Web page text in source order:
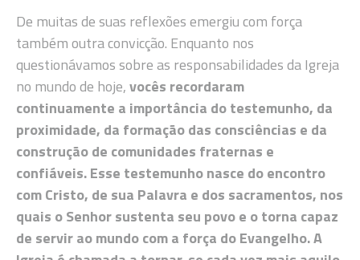
De muitas de suas reflexões emergiu com força
também outra convicção. Enquanto nos
questionávamos sobre as responsabilidades da Igreja
no mundo de hoje,vocês recordaram
continuamente a importância do testemunho, da
proximidade, da formação das consciências e da
construção de comunidades fraternas e
confiáveis. Esse testemunho nasce do encontro
com Cristo, de sua Palavra e dos sacramentos, nos
quais o Senhor sustenta seu povo e o torna capaz
de servir ao mundo com a força do Evangelho. A